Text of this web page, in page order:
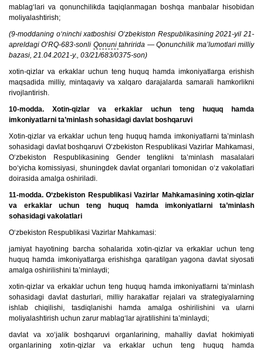
mablag‘lari va qonunchilikda taqiqlanmagan boshqa manbalar hisobidan
moliyalashtirish;
(9-moddaning o‘ninchi xatboshisi O‘zbekiston Respublikasining 2021-yil 21-
apreldagi O‘RQ-683-sonli Qonunitahririda — Qonunchilik ma’lumotlari milliy
bazasi, 21.04.2021-y., 03/21/683/0375-son)
xotin-qizlar va erkaklar uchun teng huquq hamda imkoniyatlarga erishish
maqsadida milliy, mintaqaviy va xalqaro darajalarda samarali hamkorlikni
rivojlantirish.
10-modda. Xotin-qizlar va erkaklar uchun teng huquq hamda
imkoniyatlarni ta’minlash sohasidagi davlat boshqaruvi
Xotin-qizlar va erkaklar uchun teng huquq hamda imkoniyatlarni ta’minlash
sohasidagi davlat boshqaruvi O‘zbekiston Respublikasi Vazirlar Mahkamasi,
O‘zbekiston Respublikasining Gender tenglikni ta’minlash masalalari
bo‘yicha komissiyasi, shuningdek davlat organlari tomonidan o‘z vakolatlari
doirasida amalga oshiriladi.
11-modda. O‘zbekiston Respublikasi Vazirlar Mahkamasining xotin-qizlar
va erkaklar uchun teng huquq hamda imkoniyatlarni ta’minlash
sohasidagi vakolatlari
O‘zbekiston Respublikasi Vazirlar Mahkamasi:
jamiyat hayotining barcha sohalarida xotin-qizlar va erkaklar uchun teng
huquq hamda imkoniyatlarga erishishga qaratilgan yagona davlat siyosati
amalga oshirilishini ta’minlaydi;
xotin-qizlar va erkaklar uchun teng huquq hamda imkoniyatlarni ta’minlash
sohasidagi davlat dasturlari, milliy harakatlar rejalari va strategiyalarning
ishlab chiqilishi, tasdiqlanishi hamda amalga oshirilishini va ularni
moliyalashtirish uchun zarur mablag‘lar ajratilishini ta’minlaydi;
davlat va xo‘jalik boshqaruvi organlarining, mahalliy davlat hokimiyati
organlarining xotin-qizlar va erkaklar uchun teng huquq hamda